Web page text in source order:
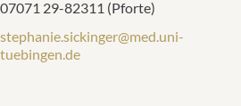
e
s
s
Telefonnummer:
07071 29-82311 (Pforte)
E
-
stephanie.sickinger@med.uni-
tuebingen.de